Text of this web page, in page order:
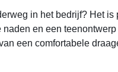
in het bedrijf? Het
en een
een comfortabele